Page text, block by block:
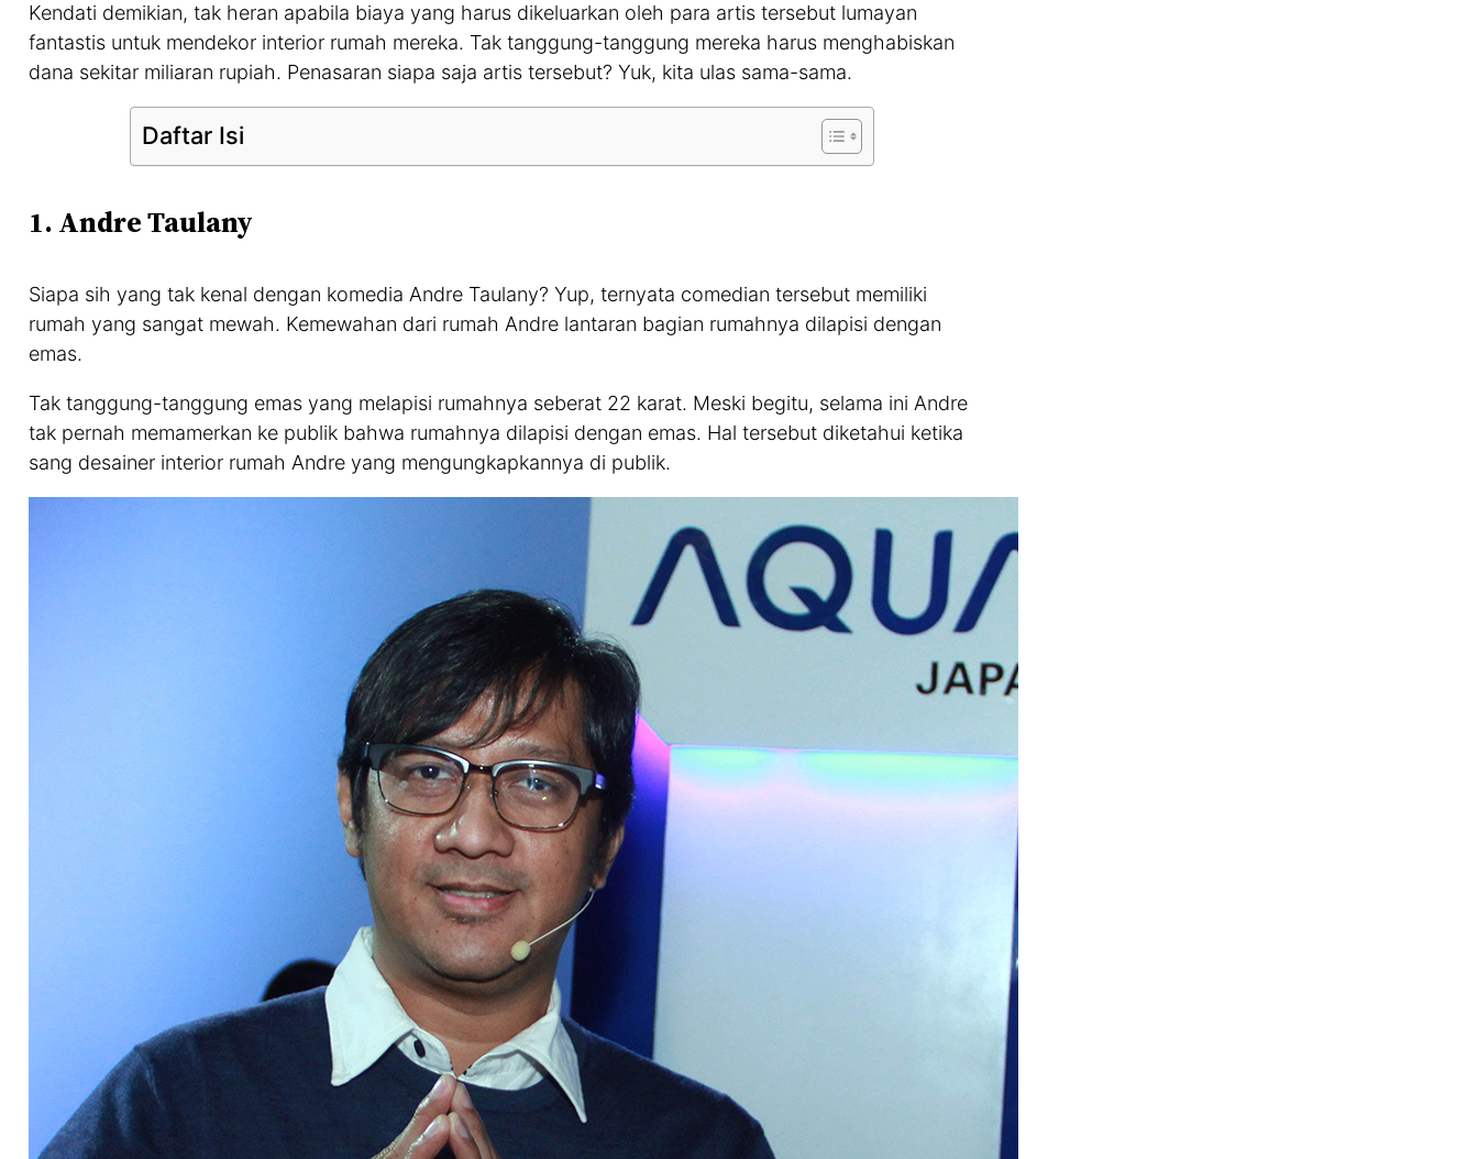
Kendati demikian, tak heran apabila biaya yang harus dikeluarkan oleh para artis tersebut lumayan
fantastis untuk mendekor interior rumah mereka. Tak tanggung-tanggung mereka harus menghabiskan
dana sekitar miliaran rupiah. Penasaran siapa saja artis tersebut? Yuk, kita ulas sama-sama.
Daftar Isi
1. Andre Taulany
Siapa sih yang tak kenal dengan komedia Andre Taulany? Yup, ternyata comedian tersebut memiliki
rumah yang sangat mewah. Kemewahan dari rumah Andre lantaran bagian rumahnya dilapisi dengan
emas.
Tak tanggung-tanggung emas yang melapisi rumahnya seberat 22 karat. Meski begitu, selama ini Andre
tak pernah memamerkan ke publik bahwa rumahnya dilapisi dengan emas. Hal tersebut diketahui ketika
sang desainer interior rumah Andre yang mengungkapkannya di publik.